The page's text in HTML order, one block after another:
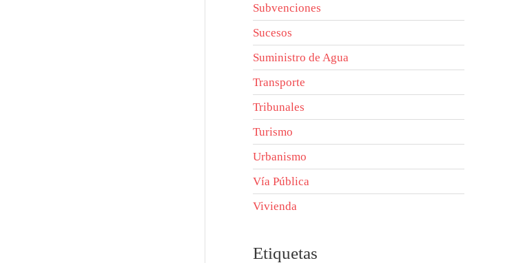
Subvenciones
Sucesos
Suministro de Agua
Transporte
Tribunales
Turismo
Urbanismo
Vía Pública
Vivienda
Etiquetas